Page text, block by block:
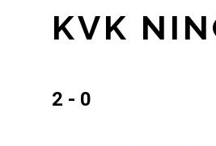
KVK
2 - 0